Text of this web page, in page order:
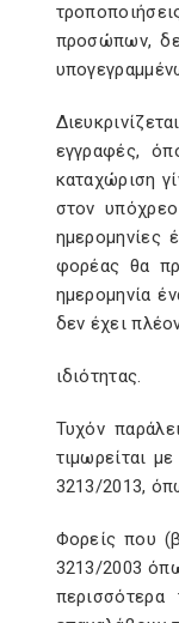
προσώπων,
εγγραφές,
καταχώριση
στον
ημερομηνίες
φορέας θα
ημερομηνία
δεν έχει
ιδιότητας.
Τυχόν
τιμωρείται
3213/2013,
Φορείς που
3213/2003